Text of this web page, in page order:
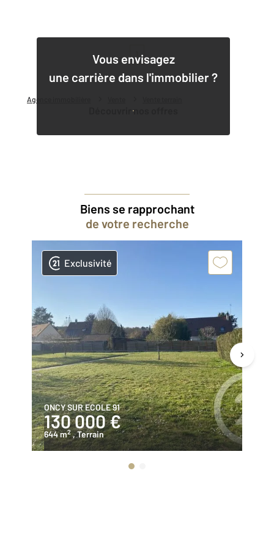
Agence immobilière
Vous envisagez
une carrière dans l'immobilier ?
Découvrir nos offres
Biens se rapprochant
de votre recherche
Exclusivité
ONCY SUR ECOLE 91
130 000 €
644 m2 , Terrain